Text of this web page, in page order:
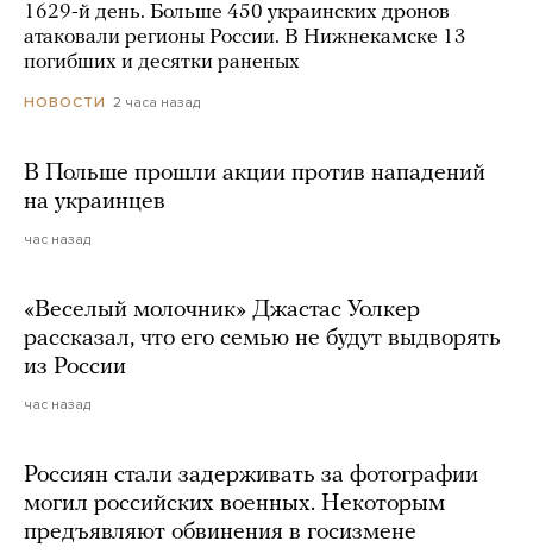
1629-й день. Больше 450 украинских дронов
атаковали регионы России. В Нижнекамске 13
погибших и десятки раненых
НОВОСТИ 2 часа назад
В Польше прошли акции против нападений
на украинцев
час назад
«Веселый молочник» Джастас Уолкер
рассказал, что его семью не будут выдворять
из России
час назад
Россиян стали задерживать за фотографии
могил российских военных. Некоторым
предъявляют обвинения в госизмене